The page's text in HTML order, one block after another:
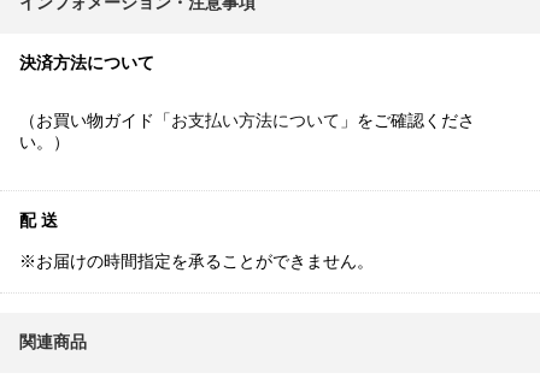
決済方法について
（お買い物ガイド「お支払い方法について 」をご確認くださ
い。）
配 送
※お届けの時間指定を承ることができません。
関連商品